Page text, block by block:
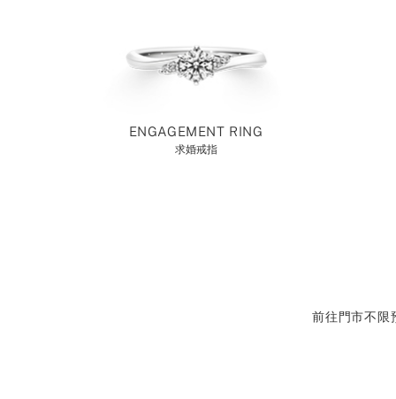
ENGAGEMENT RING
求婚戒指
前往門市不限